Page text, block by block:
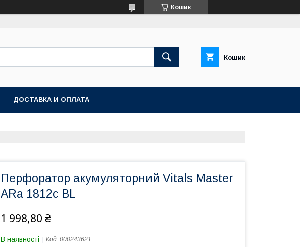
Кошик
Кошик
ДОСТАВКА И ОПЛАТА
Перфоратор акумуляторний Vitals Master
ARa 1812c BL
1 998,80 ₴
В наявності Код: 000243621